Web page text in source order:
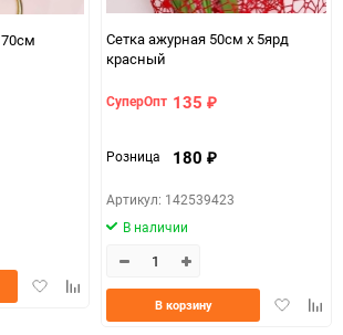
Пленка прозрачная 70см
ДобавитьДобавить
сравнению
Сетка ажурная 50см х 5ярд
красный
СуперОпт 135 ₽
Розница 180 ₽
Артикул: 142539423
В наличии
Добавить
В корзину